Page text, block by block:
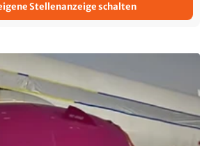
Stellenanzeige schalten